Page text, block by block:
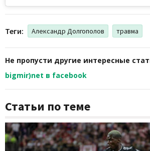
Теги: Александр Долгополов травма
Не пропусти другие интересные
bigmir)net в facebook
Статьи по теме